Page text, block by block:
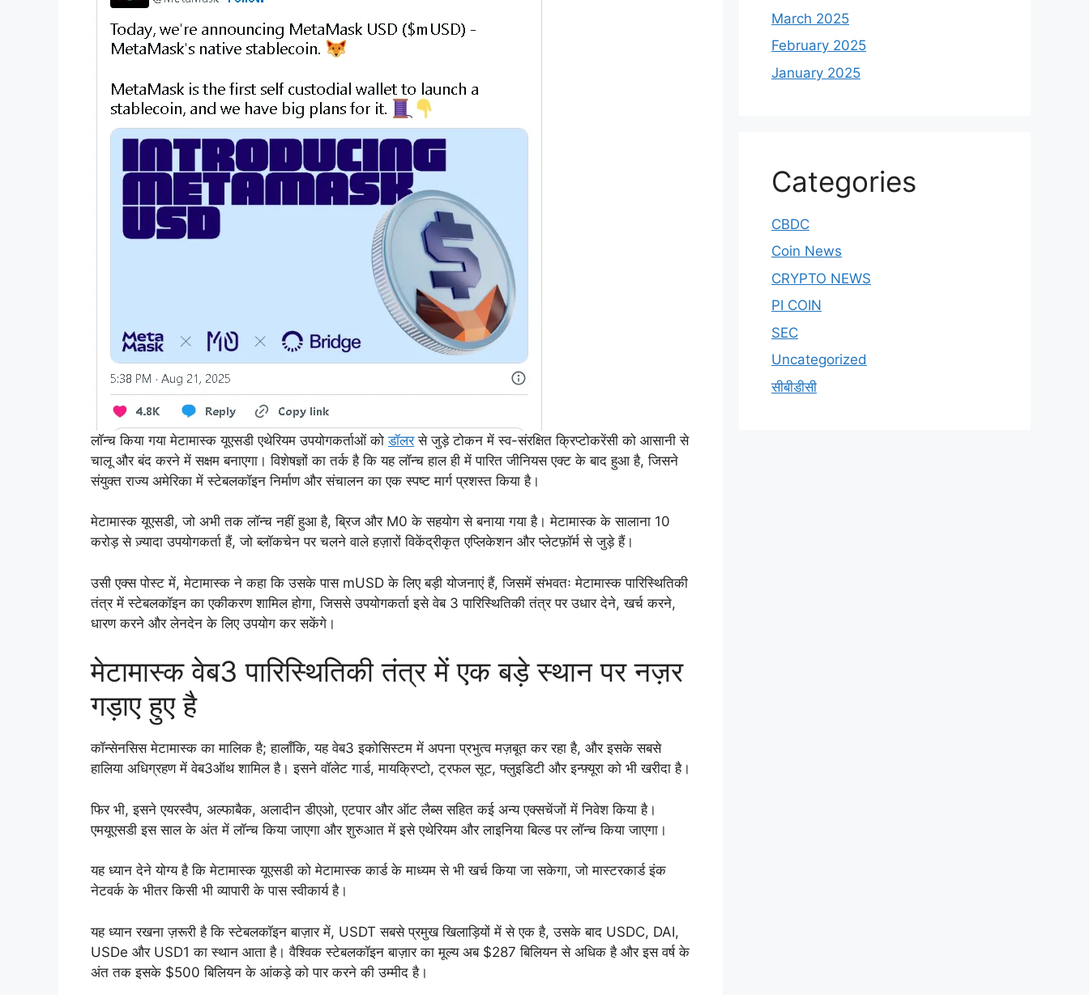
लॉन्च किया गया मेटामास्क यूएसडी एथेरियम उपयोगकर्ताओं कोडॉलरसे जुड़े टोकन में स्व-संरक्षित क्रिप्टोकरेंसी को आसानी से
चालू और बंद करने में सक्षम बनाएगा। विशेषज्ञों का तर्क है कि यह लॉन्च हाल ही में पारित जीनियस एक्ट के बाद हुआ है, जिसने
संयुक्त राज्य अमेरिका में स्टेबलकॉइन निर्माण और संचालन का एक स्पष्ट मार्ग प्रशस्त किया है।
मेटामास्क यूएसडी, जो अभी तक लॉन्च नहीं हुआ है, ब्रिज और M0 के सहयोग से बनाया गया है। मेटामास्क के सालाना 10
करोड़ से ज़्यादा उपयोगकर्ता हैं, जो ब्लॉकचेन पर चलने वाले हज़ारों विकेंद्रीकृत एप्लिकेशन और प्लेटफ़ॉर्म से जुड़े हैं।
उसी एक्स पोस्ट में, मेटामास्क ने कहा कि उसके पास mUSD के लिए बड़ी योजनाएं हैं, जिसमें संभवतः मेटामास्क पारिस्थितिकी
तंत्र में स्टेबलकॉइन का एकीकरण शामिल होगा, जिससे उपयोगकर्ता इसे वेब 3 पारिस्थितिकी तंत्र पर उधार देने, खर्च करने,
धारण करने और लेनदेन के लिए उपयोग कर सकेंगे।
मेटामास्क वेब3 पारिस्थितिकी तंत्र में एक बड़े स्थान पर नज़र
गड़ाए हुए है
कॉन्सेनसिस मेटामास्क का मालिक है; हालाँकि, यह वेब3 इकोसिस्टम में अपना प्रभुत्व मज़बूत कर रहा है, और इसके सबसे
हालिया अधिग्रहण में वेब3ऑथ शामिल है। इसने वॉलेट गार्ड, मायक्रिप्टो, ट्रफल सूट, फ्लुइडिटी और इन्फ़्यूरा को भी खरीदा है।
फिर भी, इसने एयरस्वैप, अल्फाबैक, अलादीन डीएओ, एटपार और ऑट लैब्स सहित कई अन्य एक्सचेंजों में निवेश किया है।
एमयूएसडी इस साल के अंत में लॉन्च किया जाएगा और शुरुआत में इसे एथेरियम और लाइनिया बिल्ड पर लॉन्च किया जाएगा।
यह ध्यान देने योग्य है कि मेटामास्क यूएसडी को मेटामास्क कार्ड के माध्यम से भी खर्च किया जा सकेगा, जो मास्टरकार्ड इंक
नेटवर्क के भीतर किसी भी व्यापारी के पास स्वीकार्य है।
यह ध्यान रखना ज़रूरी है कि स्टेबलकॉइन बाज़ार में, USDT सबसे प्रमुख खिलाड़ियों में से एक है, उसके बाद USDC, DAI,
USDe और USD1 का स्थान आता है। वैश्विक स्टेबलकॉइन बाज़ार का मूल्य अब $287 बिलियन से अधिक है और इस वर्ष के
अंत तक इसके $500 बिलियन के आंकड़े को पार करने की उम्मीद है।
March 2025
February 2025
January 2025
Categories
CBDC
Coin News
CRYPTO NEWS
PI COIN
SEC
Uncategorized
सीबीडीसी